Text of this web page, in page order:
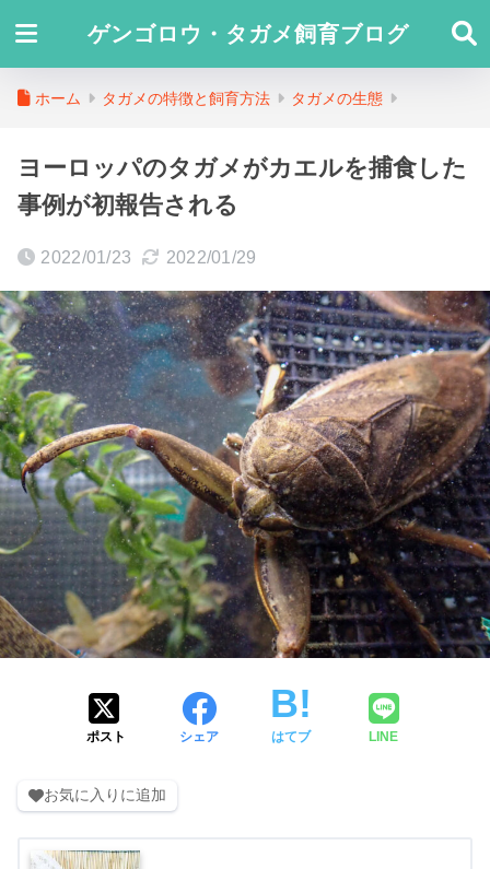
ゲンゴロウ・タガメ飼育ブログ
ホーム タガメの特徴と飼育方法 タガメの生態
ヨーロッパのタガメがカエルを捕食した
事例が初報告される
2022/01/23 2022/01/29
ポスト シェア はてブ LINE
お気に入りに追加